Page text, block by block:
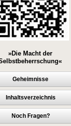
»Die Macht der
Geheimnisse
Inhaltsverzeichnis
Noch Fragen?